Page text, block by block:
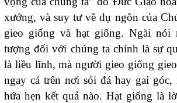
xướng, và suy tư về dụ ngôn của
gieo giống và hạt giống. Ngài nói
tượng đối với chúng ta chính là sự
là liều lĩnh, mà người gieo giống
ngay cả trên nơi sỏi đá hay gai
hứa hẹn kết quả nào. Hạt giống là